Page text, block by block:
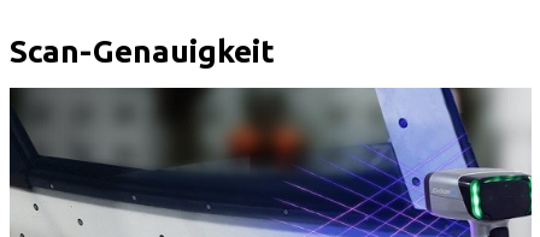
Scan-Genauigkeit